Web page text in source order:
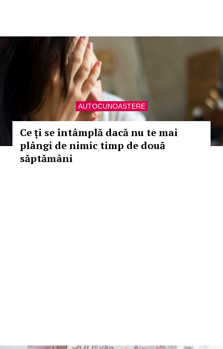
AUTOCUNOASTERE
Ce ți se întâmplă dacă nu te mai
plângi de nimic timp de două
săptămâni